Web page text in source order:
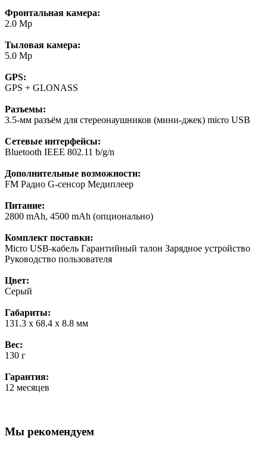
Фронтальная камера:
2.0 Mp
Тыловая камера:
5.0 Mp
GPS:
GPS + GLONASS
Разъемы:
3.5-мм разъём для стереонаушников (мини-джек) micro USB
Сетевые интерфейсы:
Bluetooth IEEE 802.11 b/g/n
Дополнительные возможности:
FM Радио G-сенсор Медиплеер
Питание:
2800 mAh, 4500 mAh (опционально)
Комплект поставки:
Micro USB-кабель Гарантийный талон Зарядное устройство
Руководство пользователя
Цвет:
Серый
Габариты:
131.3 x 68.4 x 8.8 мм
Вес:
130 г
Гарантия:
12 месяцев
Мы рекомендуем